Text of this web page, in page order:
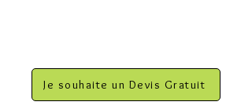
Je souhaite un Devis Gratuit